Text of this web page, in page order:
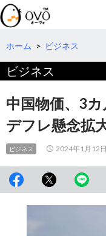
検
索
コ
テ
へ
動
ホーム > ビジネス
ビジネス
中国物価、3カ
デフレ懸念拡
ビジネス 2024年1月12日